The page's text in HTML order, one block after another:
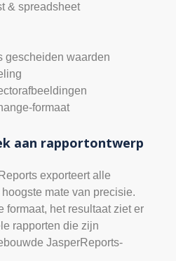
& spreadsheet
gescheiden waarden
formaat
aan rapportontwerp
exporteert alle
mate van precisie.
formaat, het resultaat ziet er
rapporten die zijn
JasperReports-